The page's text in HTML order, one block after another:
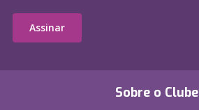
Sobre o Clube
Assinar